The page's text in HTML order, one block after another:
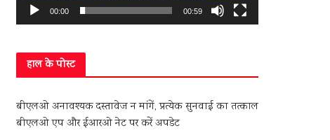
00:00 00:59
हाल के पोस्ट
बीएलओ अनावश्यक दस्तावेज न मांगें, प्रत्येक सुनवाई का तत्काल
बीएलओ एप और ईआरओ नेट पर करें अपडेट